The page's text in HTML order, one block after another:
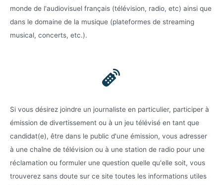
monde de l'audiovisuel français (télévision, radio, etc) ainsi que
dans le domaine de la musique (plateformes de streaming
musical, concerts, etc.).
Si vous désirez joindre un journaliste en particulier, participer à
émission de divertissement ou à un jeu télévisé en tant que
candidat(e), être dans le public d'une émission, vous adresser
à une chaîne de télévision ou à une station de radio pour une
réclamation ou formuler une question quelle qu'elle soit, vous
trouverez sans doute sur ce site toutes les informations utiles